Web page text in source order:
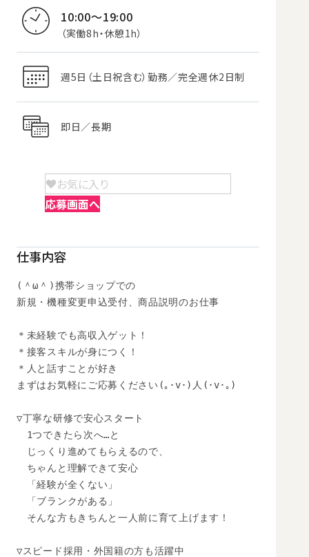
10:00～19:00
（実働8h・休憩1h）
週5日（土日祝含む）勤務／完全週休2日制
即日／長期
お気に入り
応募画面へ
仕事内容
(＾ω＾)携帯ショップでの
新規・機種変更申込受付、商品説明のお仕事
＊未経験でも高収入ゲット！
＊接客スキルが身につく！
＊人と話すことが好き
まずはお気軽にご応募ください(｡･v･)人(･v･｡)
▽丁寧な研修で安心スタート
1つできたら次へ…と
じっくり進めてもらえるので、
ちゃんと理解できて安心
「経験が全くない」
「ブランクがある」
そんな方もきちんと一人前に育て上げます！
▽スピード採用・外国籍の方も活躍中